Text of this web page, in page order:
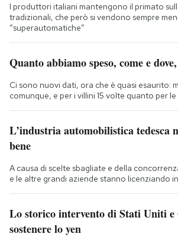
I produttori italiani mantengono il primato
tradizionali, che però si vendono sempre
“superautomatiche”
Quanto abbiamo speso, come e
Ci sono nuovi dati, ora che è quasi esaurito:
comunque, e per i villini 15 volte quanto per
L’industria automobilistica tedesca
bene
A causa di scelte sbagliate e della
e le altre grandi aziende stanno licenziando
Lo storico intervento di Stati Uniti e
sostenere lo yen